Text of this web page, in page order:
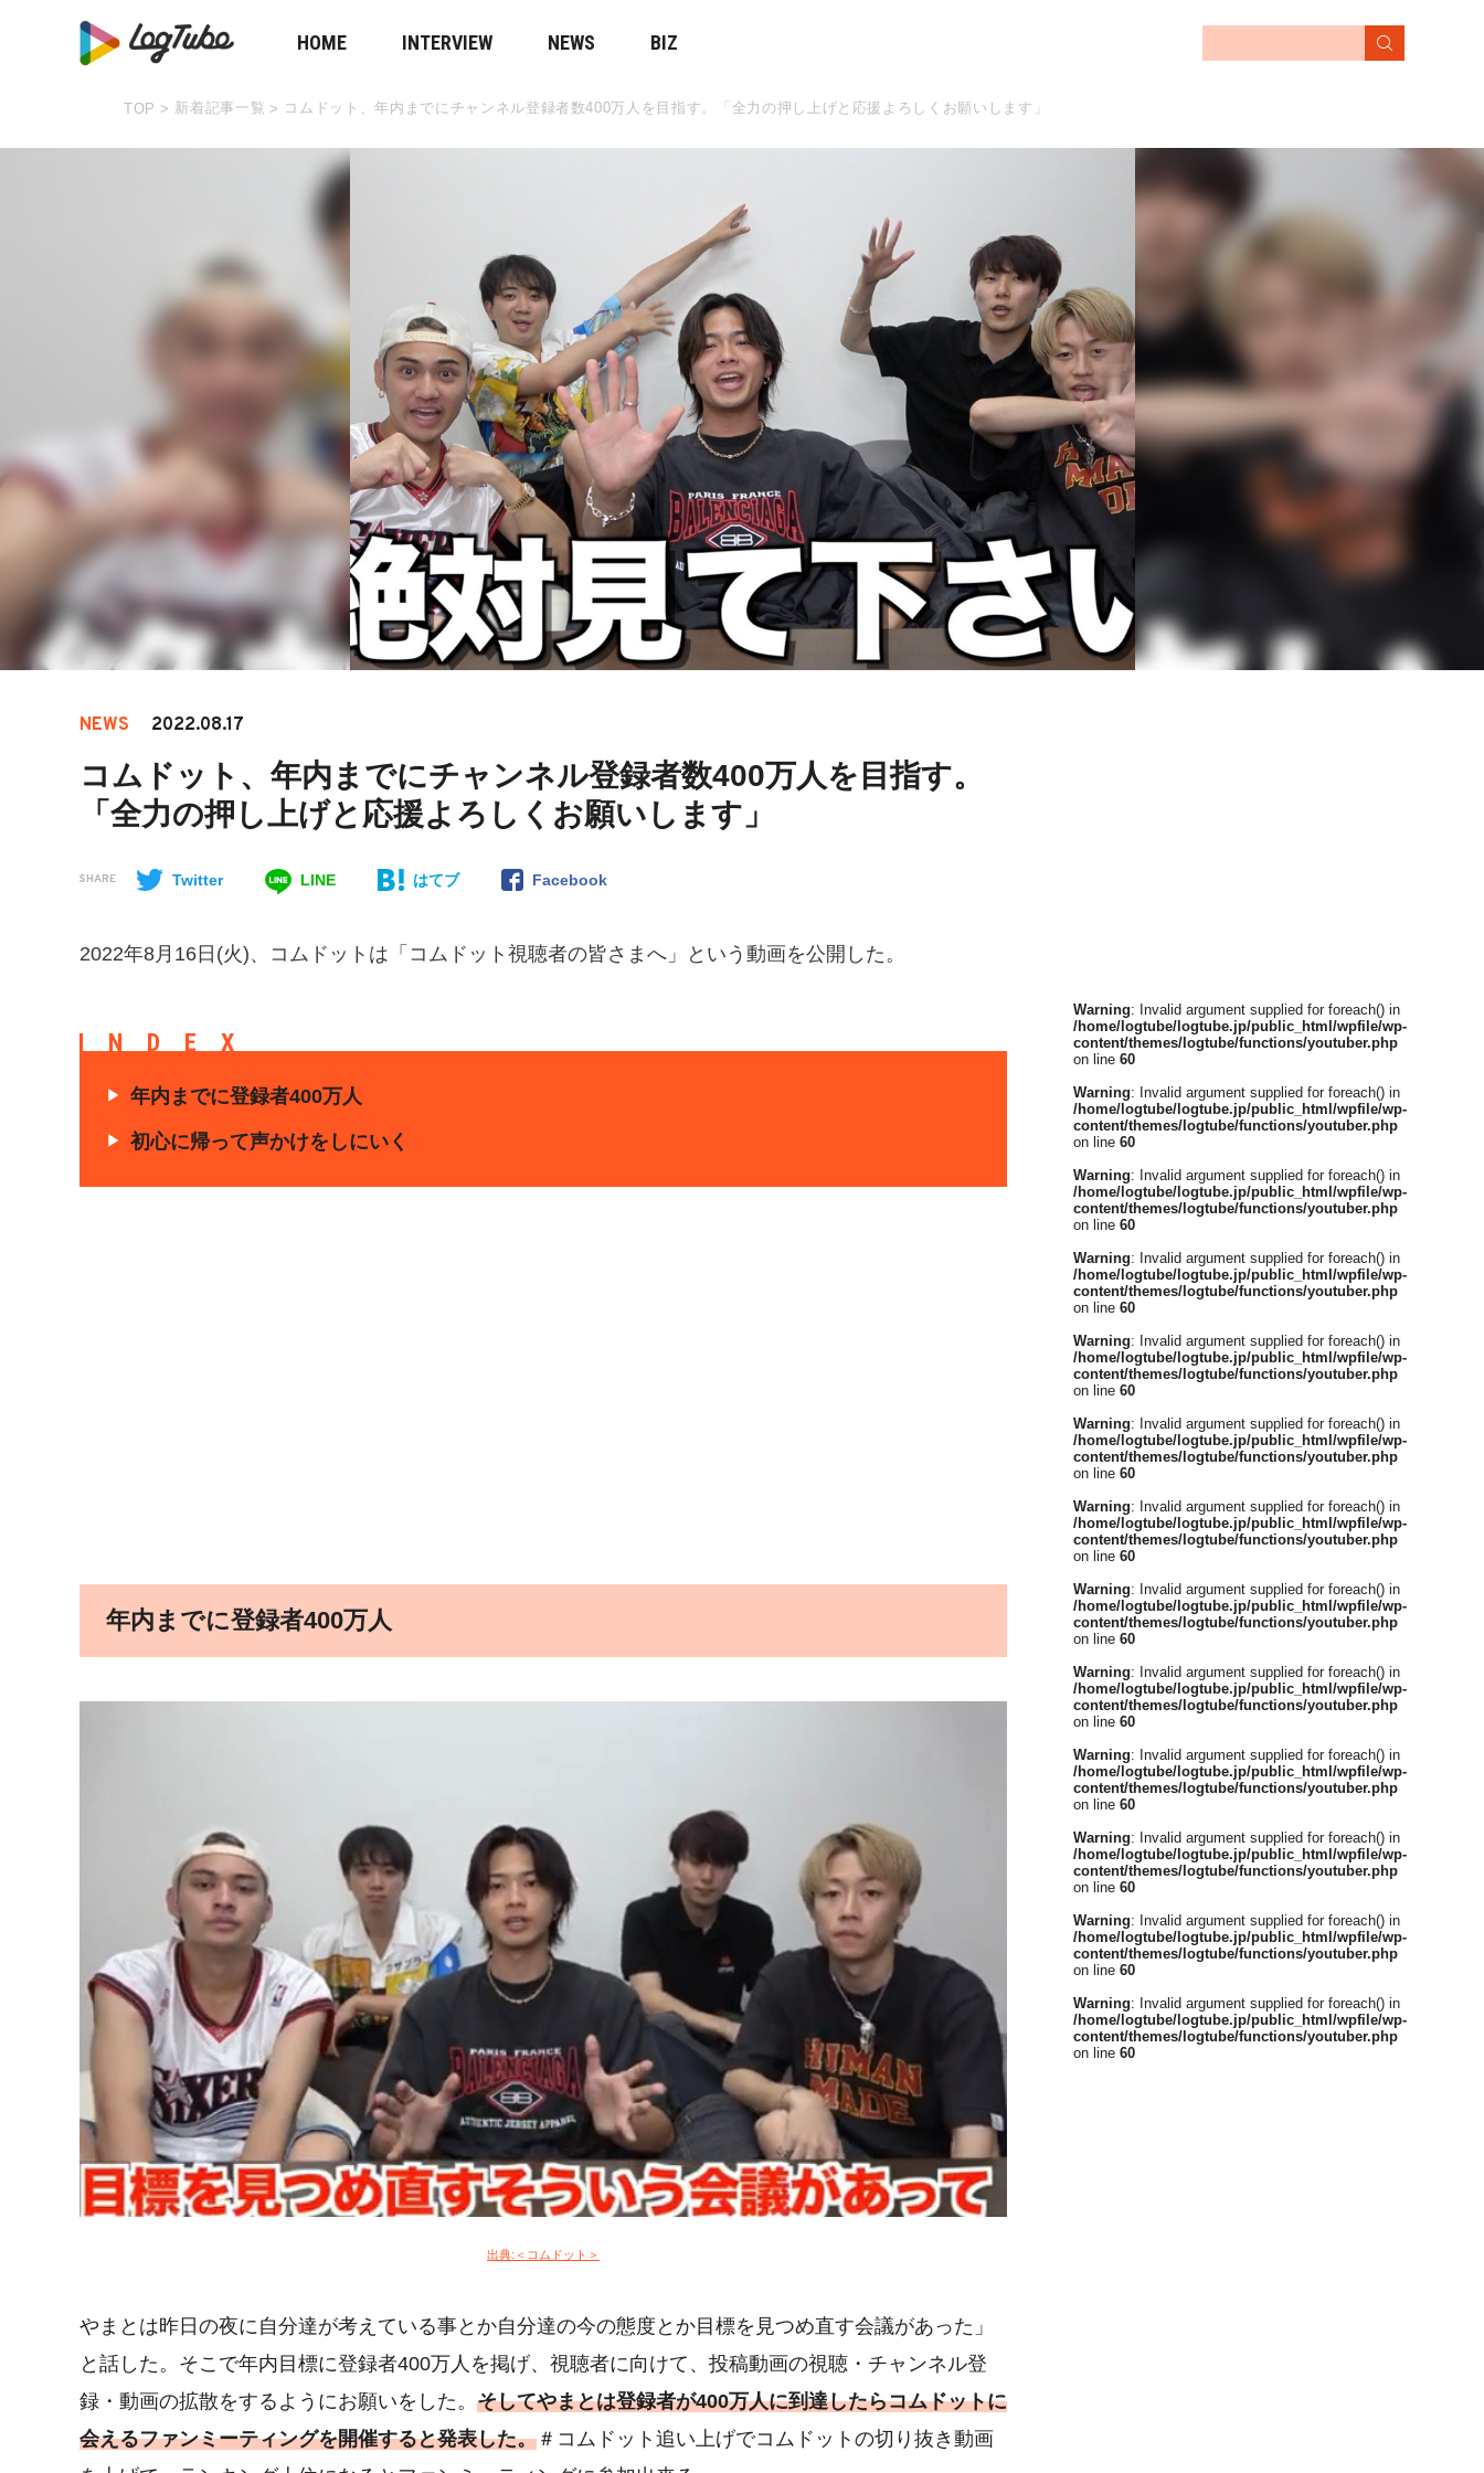
HOME INTERVIEW NEWS BIZ
TOP > 新着記事一覧 > コムドット、年内までにチャンネル登録者数400万人を目指す。「全力の押し上げと応援よろしくお願いします」
NEWS 2022.08.17
コムドット、年内までにチャンネル登録者数400万人を目指す。
「全力の押し上げと応援よろしくお願いします」
SHARE Twitter LINE はてブ Facebook
2022年8月16日(火)、コムドットは「コムドット視聴者の皆さまへ」という動画を公開した。
INDEX
年内までに登録者400万人
初心に帰って声かけをしにいく
年内までに登録者400万人
出典:＜コムドット＞
やまとは昨日の夜に自分達が考えている事とか自分達の今の態度とか目標を見つめ直す会議があった」
と話した。そこで年内目標に登録者400万人を掲げ、視聴者に向けて、投稿動画の視聴・チャンネル登
録・動画の拡散をするようにお願いをした。 そしてやまとは登録者が400万人に到達したらコムドットに
会えるファンミーティングを開催すると発表した。 ＃コムドット追い上げでコムドットの切り抜き動画
Warning: Invalid argument supplied for foreach() in
/home/logtube/logtube.jp/public_html/wpfile/wp-
content/themes/logtube/functions/youtuber.php
on line 60
Warning: Invalid argument supplied for foreach() in
/home/logtube/logtube.jp/public_html/wpfile/wp-
content/themes/logtube/functions/youtuber.php
on line 60
Warning: Invalid argument supplied for foreach() in
/home/logtube/logtube.jp/public_html/wpfile/wp-
content/themes/logtube/functions/youtuber.php
on line 60
Warning: Invalid argument supplied for foreach() in
/home/logtube/logtube.jp/public_html/wpfile/wp-
content/themes/logtube/functions/youtuber.php
on line 60
Warning: Invalid argument supplied for foreach() in
/home/logtube/logtube.jp/public_html/wpfile/wp-
content/themes/logtube/functions/youtuber.php
on line 60
Warning: Invalid argument supplied for foreach() in
/home/logtube/logtube.jp/public_html/wpfile/wp-
content/themes/logtube/functions/youtuber.php
on line 60
Warning: Invalid argument supplied for foreach() in
/home/logtube/logtube.jp/public_html/wpfile/wp-
content/themes/logtube/functions/youtuber.php
on line 60
Warning: Invalid argument supplied for foreach() in
/home/logtube/logtube.jp/public_html/wpfile/wp-
content/themes/logtube/functions/youtuber.php
on line 60
Warning: Invalid argument supplied for foreach() in
/home/logtube/logtube.jp/public_html/wpfile/wp-
content/themes/logtube/functions/youtuber.php
on line 60
Warning: Invalid argument supplied for foreach() in
/home/logtube/logtube.jp/public_html/wpfile/wp-
content/themes/logtube/functions/youtuber.php
on line 60
Warning: Invalid argument supplied for foreach() in
/home/logtube/logtube.jp/public_html/wpfile/wp-
content/themes/logtube/functions/youtuber.php
on line 60
Warning: Invalid argument supplied for foreach() in
/home/logtube/logtube.jp/public_html/wpfile/wp-
content/themes/logtube/functions/youtuber.php
on line 60
Warning: Invalid argument supplied for foreach() in
/home/logtube/logtube.jp/public_html/wpfile/wp-
content/themes/logtube/functions/youtuber.php
on line 60